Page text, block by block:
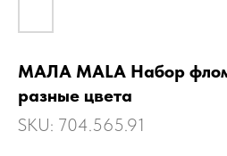
МАЛА MАLA Набор
разные цвета
SKU: 704.565.91